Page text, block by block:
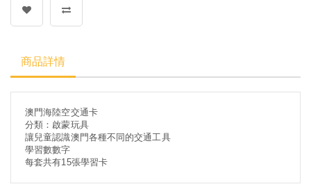
商品詳情
澳門海陸空交通卡
分類：啟蒙玩具
讓兒童認識澳門各種不同的交通工具
學習數數字
每套共有15張學習卡